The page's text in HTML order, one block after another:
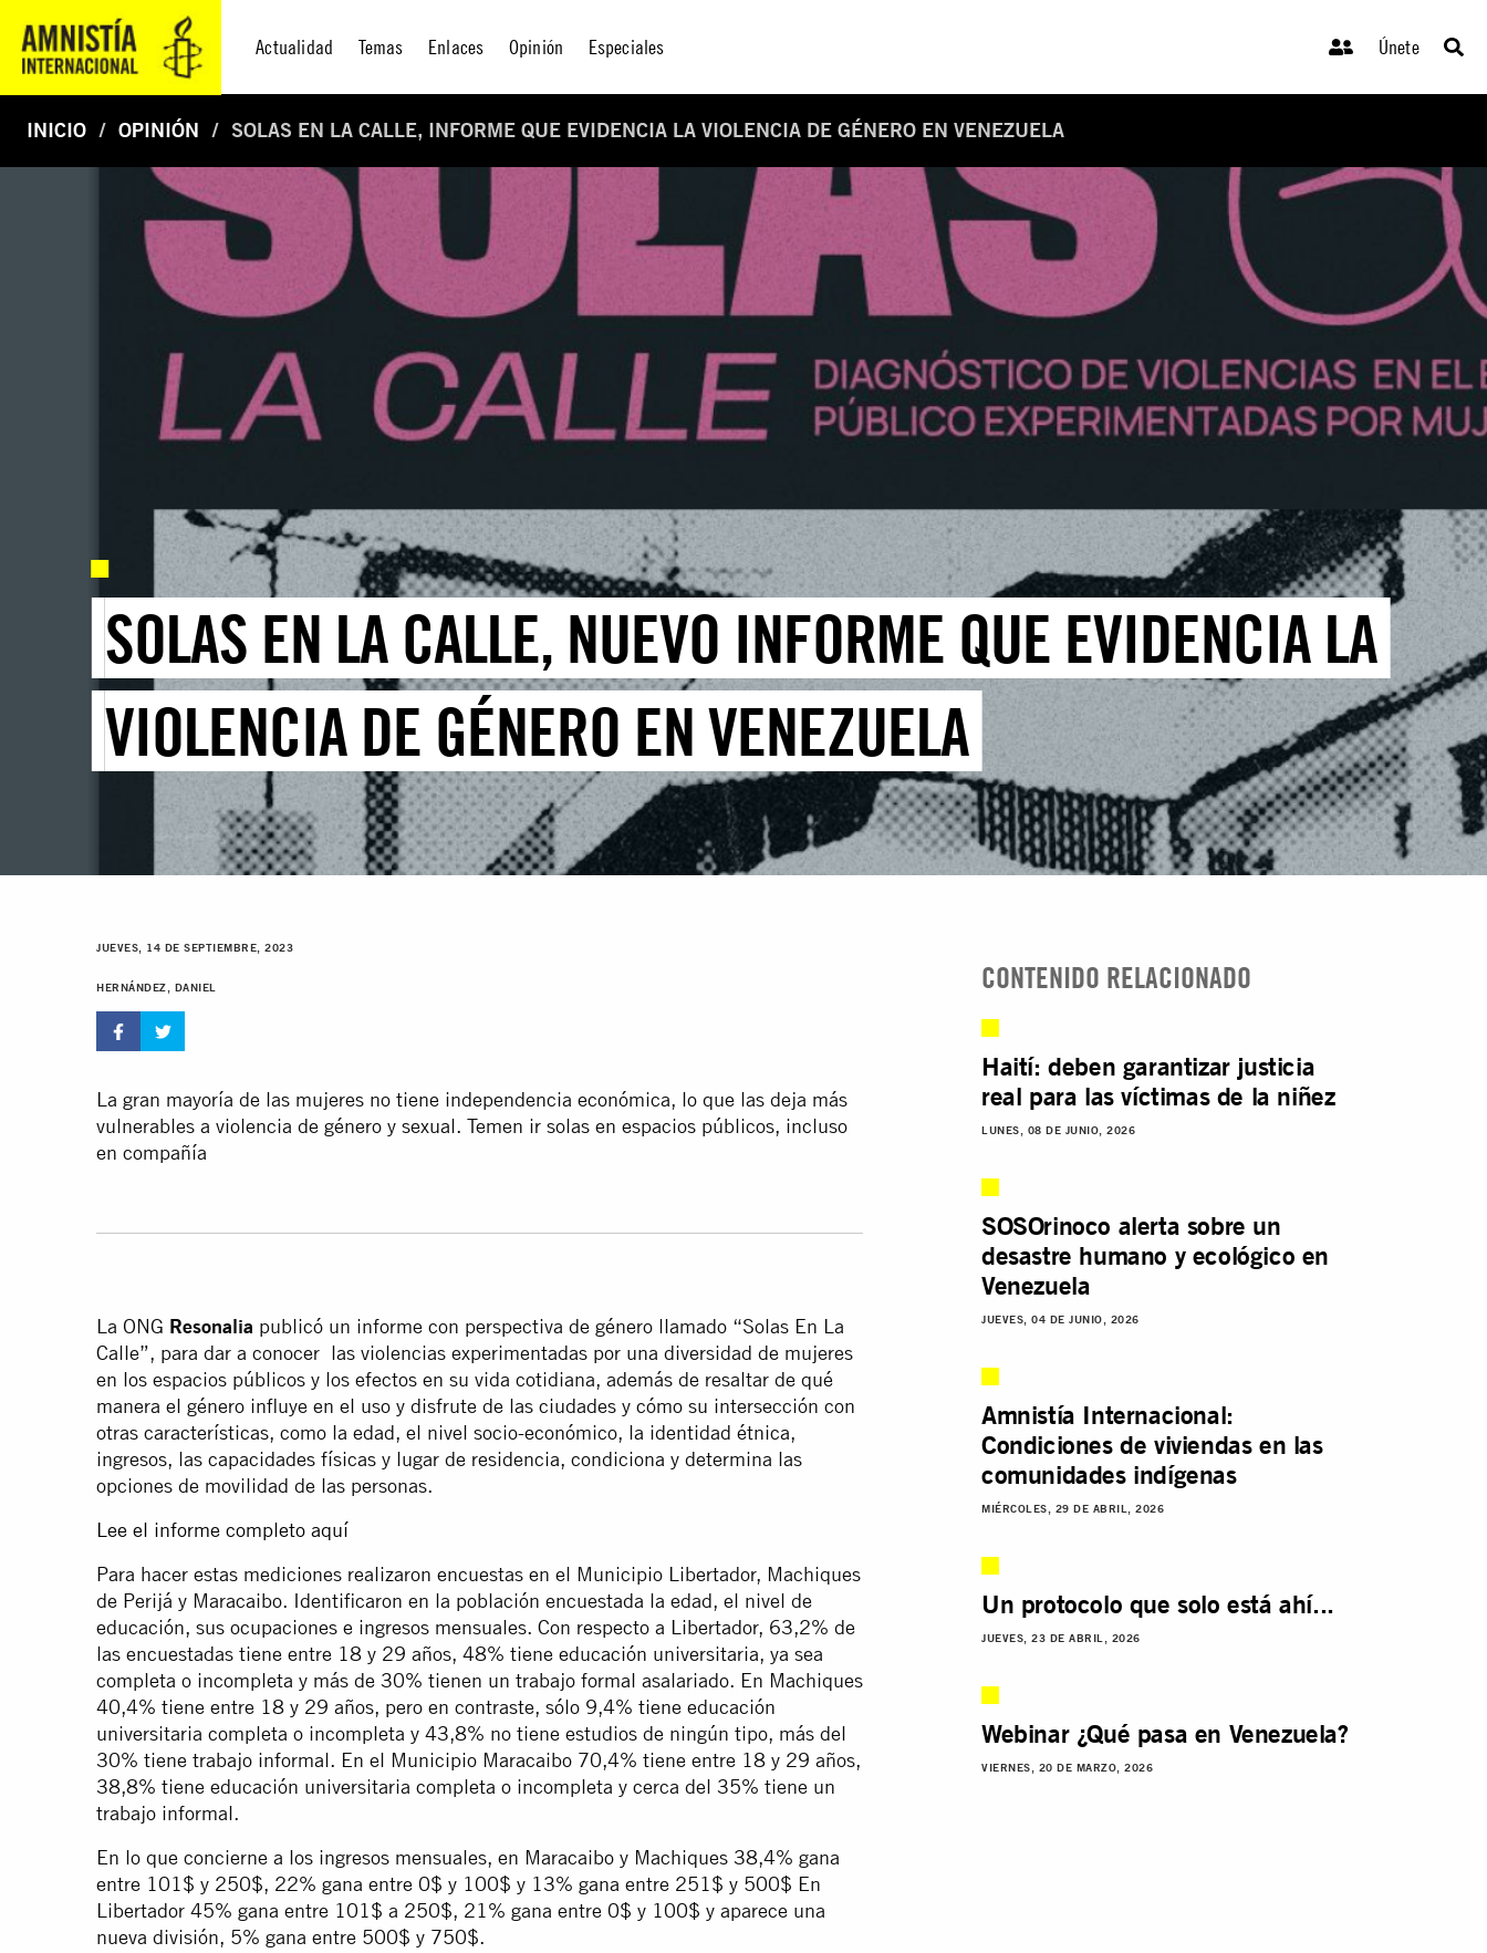
Actualidad Temas Enlaces Opinión Especiales Únete
INICIO OPINIÓN SOLAS EN LA CALLE, INFORME QUE EVIDENCIA LA VIOLENCIA DE GÉNERO EN VENEZUELA
SOLAS EN LA CALLE, NUEVO INFORME QUE EVIDENCIA LA
VIOLENCIA DE GÉNERO EN VENEZUELA
JUEVES, 14 DE SEPTIEMBRE, 2023
HERNÁNDEZ, DANIEL
La gran mayoría de las mujeres no tiene independencia económica, lo que las deja más
vulnerables a violencia de género y sexual. Temen ir solas en espacios públicos, incluso
en compañía
La ONG Resonalia publicó un informe con perspectiva de género llamado “Solas En La
Calle”, para dar a conocer las violencias experimentadas por una diversidad de mujeres
en los espacios públicos y los efectos en su vida cotidiana, además de resaltar de qué
manera el género influye en el uso y disfrute de las ciudades y cómo su intersección con
otras características, como la edad, el nivel socio-económico, la identidad étnica,
ingresos, las capacidades físicas y lugar de residencia, condiciona y determina las
opciones de movilidad de las personas.
Lee el informe completo aquí
Para hacer estas mediciones realizaron encuestas en el Municipio Libertador, Machiques
de Perijá y Maracaibo. Identificaron en la población encuestada la edad, el nivel de
educación, sus ocupaciones e ingresos mensuales. Con respecto a Libertador, 63,2% de
las encuestadas tiene entre 18 y 29 años, 48% tiene educación universitaria, ya sea
completa o incompleta y más de 30% tienen un trabajo formal asalariado. En Machiques
40,4% tiene entre 18 y 29 años, pero en contraste, sólo 9,4% tiene educación
universitaria completa o incompleta y 43,8% no tiene estudios de ningún tipo, más del
30% tiene trabajo informal. En el Municipio Maracaibo 70,4% tiene entre 18 y 29 años,
38,8% tiene educación universitaria completa o incompleta y cerca del 35% tiene un
trabajo informal.
En lo que concierne a los ingresos mensuales, en Maracaibo y Machiques 38,4% gana
entre 101$ y 250$, 22% gana entre 0$ y 100$ y 13% gana entre 251$ y 500$ En
Libertador 45% gana entre 101$ a 250$, 21% gana entre 0$ y 100$ y aparece una
nueva división, 5% gana entre 500$ y 750$.
CONTENIDO RELACIONADO
Haití: deben garantizar justicia
real para las víctimas de la niñez
LUNES, 08 DE JUNIO, 2026
SOSOrinoco alerta sobre un
desastre humano y ecológico en
Venezuela
JUEVES, 04 DE JUNIO, 2026
Amnistía Internacional:
Condiciones de viviendas en las
comunidades indígenas
MIÉRCOLES, 29 DE ABRIL, 2026
Un protocolo que solo está ahí...
JUEVES, 23 DE ABRIL, 2026
Webinar ¿Qué pasa en Venezuela?
VIERNES, 20 DE MARZO, 2026